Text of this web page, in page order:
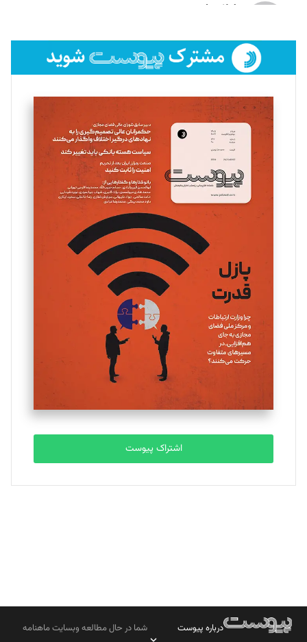
لیلا حنارود
فائزه فتحی رستمی
تحریریه
سروش کرمیان
تحریریه
مینا پاکدل
یسنا امان‌پور
تحریریه
ملینا جعفری
تحریریه
مصطفی مسجدی آرانی
تحریریه
بابک نقاش
تحریریه
اشتراک پیوست
درباره پیوست
شما در حال مطالعه وبسایت ماهنامه